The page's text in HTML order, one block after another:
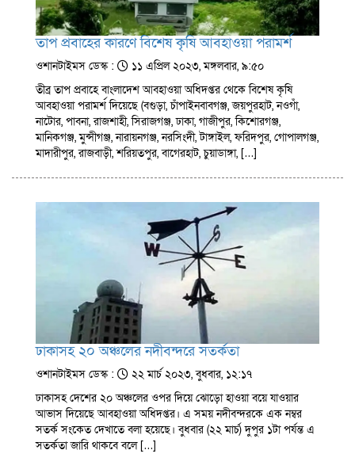
তাপ প্রবাহের কারণে বিশেষ কৃষি আবহাওয়া পরামর্শ
ওশানটাইমস ডেস্ক :
১১ এপ্রিল ২০২৩, মঙ্গলবার, ৯:৫০
তীব্র তাপ প্রবাহে বাংলাদেশ আবহাওয়া অধিদপ্তর থেকে বিশেষ কৃষি
আবহাওয়া পরামর্শ দিয়েছে (বগুড়া, চাঁপাইনবাবগঞ্জ, জয়পুরহাট, নওগাঁ,
নাটোর, পাবনা, রাজশাহী, সিরাজগঞ্জ, ঢাকা, গাজীপুর, কিশোরগঞ্জ,
মানিকগঞ্জ, মুন্সীগঞ্জ, নারায়নগঞ্জ, নরসিংদী, টাঙ্গাইল, ফরিদপুর, গোপালগঞ্জ,
মাদারীপুর, রাজবাড়ী, শরিয়তপুর, বাগেরহাট, চুয়াডাঙ্গা, […]
ঢাকাসহ ২০ অঞ্চলের নদীবন্দরে সতর্কতা
ওশানটাইমস ডেস্ক :
২২ মার্চ ২০২৩, বুধবার, ১২:১৭
ঢাকাসহ দেশের ২০ অঞ্চলের ওপর দিয়ে ঝোড়ো হাওয়া বয়ে যাওয়ার
আভাস দিয়েছে আবহাওয়া অধিদপ্তর। এ সময় নদীবন্দরকে এক নম্বর
সতর্ক সংকেত দেখাতে বলা হয়েছে। বুধবার (২২ মার্চ) দুপুর ১টা পর্যন্ত এ
সতর্কতা জারি থাকবে বলে […]